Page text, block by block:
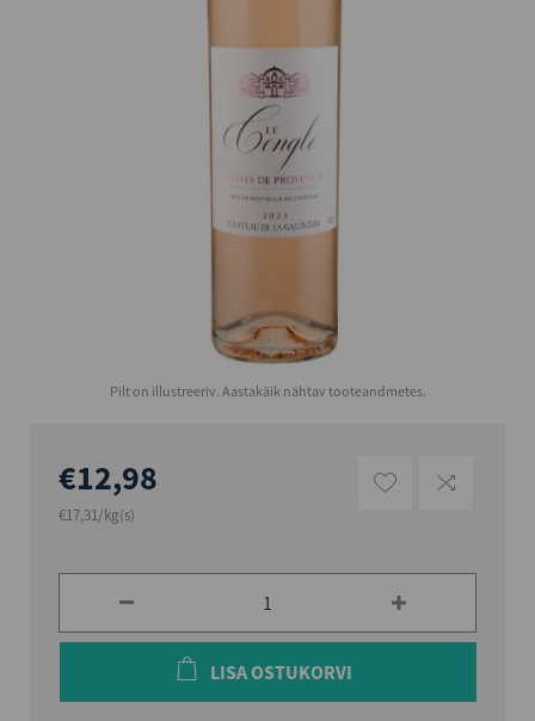
Pilt on illustreeriv. Aastakäik nähtav tooteandmetes.
€12,98
€17,31/kg(s)
LISA OSTUKORVI